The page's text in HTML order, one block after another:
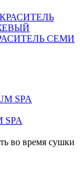
СЕМИ
SPA
во время сушки